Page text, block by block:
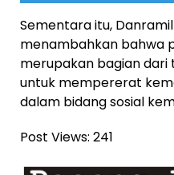
Sementara itu,
menambahkan bahwa
merupakan bagian
untuk mempererat
dalam bidang sosial
Post Views: 241